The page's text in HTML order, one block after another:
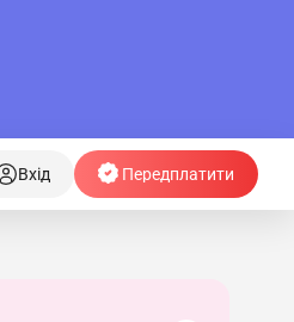
Вхід Передплатити